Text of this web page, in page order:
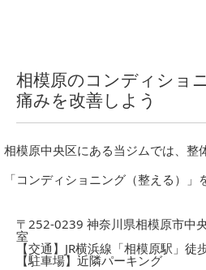
相模原のコンディショ
痛みを改善しよう
相模原中央区にある当ジムでは、整
「コンディショニング（整える）」
〒252-0239 神奈川県相模原市中
室
【交通】JR横浜線「相模原駅」徒
【駐車場】近隣パーキング